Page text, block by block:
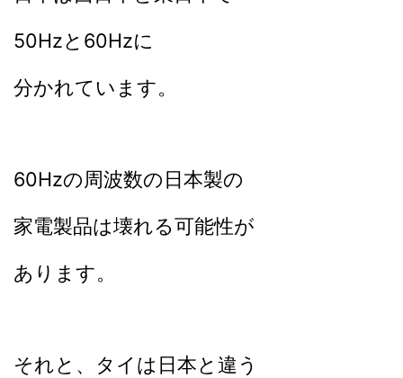
50Hzと60Hzに
分かれています。
60Hzの周波数の日本製の
家電製品は壊れる可能性が
あります。
それと、タイは日本と違う